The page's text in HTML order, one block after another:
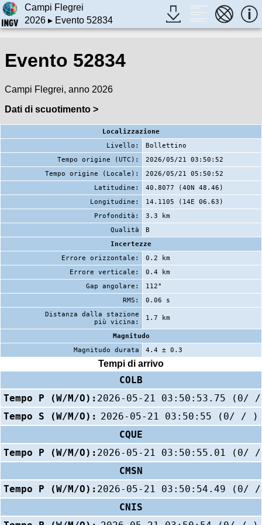
Campi Flegrei
2026▸ Evento 52834
Evento 52834
Campi Flegrei, anno 2026
Dati di scuotimento >
Localizzazione
Livello:
Bollettino
Tempo origine (UTC):
2026/05/21 03:50:52
Tempo origine (Locale):
2026/05/21 05:50:52
Latitudine:
40.8077 (40N 48.46)
Longitudine:
14.1105 (14E 06.63)
Profondità:
3.3 km
Qualità
B
Incertezze
Errore orizzontale:
0.2 km
Errore verticale:
0.4 km
Gap angolare:
112°
RMS:
0.06 s
Distanza dalla stazione
più vicina:
1.7 km
Magnitudo
Magnitudo durata
4.4 ± 0.3
Tempi di arrivo
COLB
Tempo P (W/M/O): 2026-05-21 03:50:53.75 (0/
Tempo S (W/M/O): 2026-05-21 03:50:55 (0/ / )
CQUE
Tempo P (W/M/O): 2026-05-21 03:50:55.01 (0/
CMSN
Tempo P (W/M/O): 2026-05-21 03:50:54.49 (0/
CNIS